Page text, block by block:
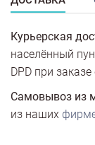
Курьерская
населённый
DPD при
Самовывоз из
из наших